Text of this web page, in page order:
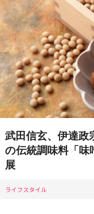
武田信玄、伊達
の伝統調味料「味
展
ライフスタイル